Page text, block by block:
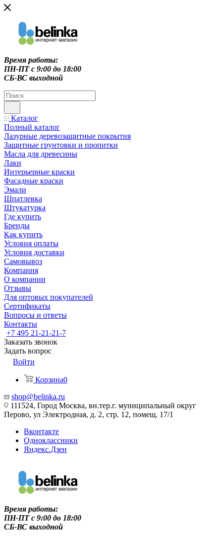
Время работы:
ПН-ПТ c 9:00 до 18:00
СБ-ВС выходной
Каталог
Полный каталог
Лазурные деревозащитные покрытия
Защитные грунтовки и пропитки
Масла для древесины
Лаки
Интерьерные краски
Фасадные краски
Эмали
Шпатлевка
Штукатурка
Где купить
Бренды
Как купить
Условия оплаты
Условия доставки
Самовывоз
Компания
О компании
Отзывы
Для оптовых покупателей
Сертификаты
Вопросы и ответы
Контакты
+7 495 21-21-21-7
Заказать звонок
Задать вопрос
Войти
Корзина0
shop@belinka.ru
111524, Город Москва, вн.тер.г. муниципальный округ
Перово, ул Электродная, д. 2, стр. 12, помещ. 17/1
Вконтакте
Одноклассники
Яндекс.Дзен
Время работы:
ПН-ПТ c 9:00 до 18:00
СБ-ВС выходной